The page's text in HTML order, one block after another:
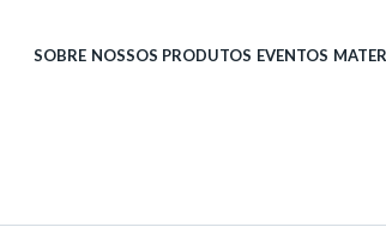
SOBRE NOSSOS PRODUTOS EVENTOS